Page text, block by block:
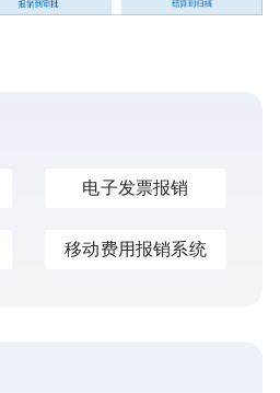
电子发票报销
移动费用报销系统